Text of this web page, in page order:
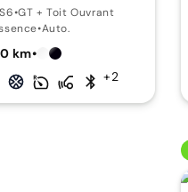
•GT + Toit Ouvrant
•Auto.
km•
+2